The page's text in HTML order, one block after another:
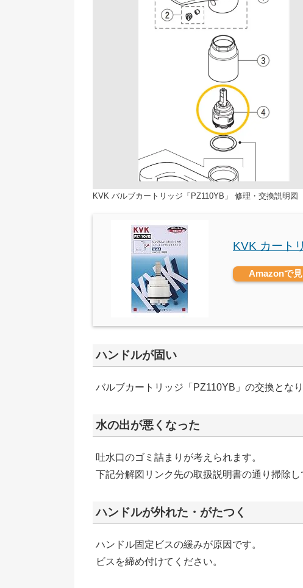
KVK バルブカートリッジ「PZ110YB」 修理・交換説明図
KVK カート
Amazonで
ハンドルが固い
バルブカートリッジ「PZ110YB」の交換となり
水の出が悪くなった
吐水口のゴミ詰まりが考えられます。
下記分解図リンク先の取扱説明書の通り掃除し
ハンドルが外れた・がたつく
ハンドル固定ビスの緩みが原因です。
ビスを締め付けてください。